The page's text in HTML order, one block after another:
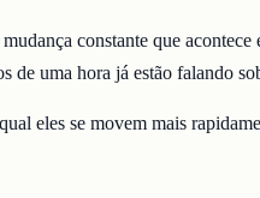
constante que acontece
de uma hora já estão falando
eles se movem mais